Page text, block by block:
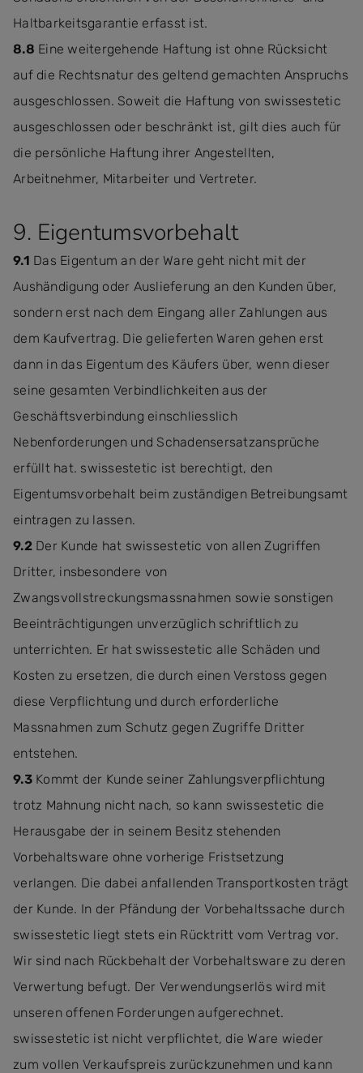
Haltbarkeitsgarantie erfasst ist.
8.8 Eine weitergehende Haftung ist ohne Rücksicht
auf die Rechtsnatur des geltend gemachten Anspruchs
ausgeschlossen. Soweit die Haftung von swissestetic
ausgeschlossen oder beschränkt ist, gilt dies auch für
die persönliche Haftung ihrer Angestellten,
Arbeitnehmer, Mitarbeiter und Vertreter.
9. Eigentumsvorbehalt
9.1 Das Eigentum an der Ware geht nicht mit der
Aushändigung oder Auslieferung an den Kunden über,
sondern erst nach dem Eingang aller Zahlungen aus
dem Kaufvertrag. Die gelieferten Waren gehen erst
dann in das Eigentum des Käufers über, wenn dieser
seine gesamten Verbindlichkeiten aus der
Geschäftsverbindung einschliesslich
Nebenforderungen und Schadensersatzansprüche
erfüllt hat. swissestetic ist berechtigt, den
Eigentumsvorbehalt beim zuständigen Betreibungsamt
eintragen zu lassen.
9.2Der Kunde hat swissestetic von allen Zugriffen
Dritter, insbesondere von
Zwangsvollstreckungsmassnahmen sowie sonstigen
Beeinträchtigungen unverzüglich schriftlich zu
unterrichten. Er hat swissestetic alle Schäden und
Kosten zu ersetzen, die durch einen Verstoss gegen
diese Verpflichtung und durch erforderliche
Massnahmen zum Schutz gegen Zugriffe Dritter
entstehen.
9.3Kommt der Kunde seiner Zahlungsverpflichtung
trotz Mahnung nicht nach, so kann swissestetic die
Herausgabe der in seinem Besitz stehenden
Vorbehaltsware ohne vorherige Fristsetzung
verlangen. Die dabei anfallenden Transportkosten trägt
der Kunde. In der Pfändung der Vorbehaltssache durch
swissestetic liegt stets ein Rücktritt vom Vertrag vor.
Wir sind nach Rückbehalt der Vorbehaltsware zu deren
Verwertung befugt. Der Verwendungserlös wird mit
unseren offenen Forderungen aufgerechnet.
swissestetic ist nicht verpflichtet, die Ware wieder
zum vollen Verkaufspreis zurückzunehmen und kann